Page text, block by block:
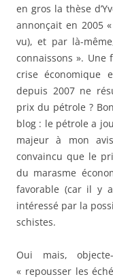
en gros la thèse
annonçait en 2005
vu), et par là-
connaissons ».
crise économique
depuis 2007 ne
prix du pétrole ?
blog : le pétrole a
majeur à mon
convaincu que le
du marasme
favorable (car il y
intéressé par la
schistes.
Oui mais,
« repousser les